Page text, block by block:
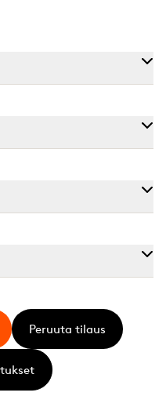
Peruuta tilaus